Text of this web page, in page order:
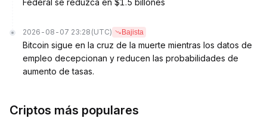
Federal se reduzca en $1.5 billones
2026-08-07 23:28 (UTC) Bajista
Bitcoin sigue en la cruz de la muerte mientras los datos de
empleo decepcionan y reducen las probabilidades de
aumento de tasas.
Criptos más populares